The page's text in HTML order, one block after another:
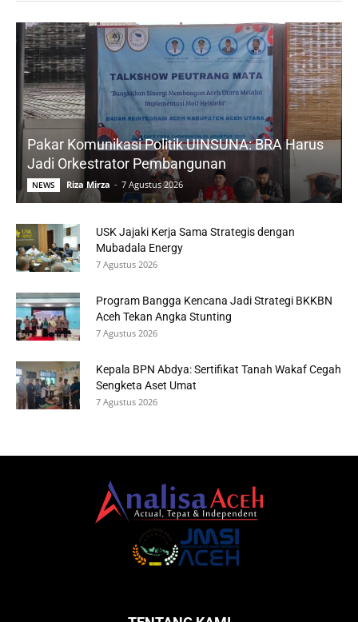
Pakar Komunikasi Politik UINSUNA: BRA Harus
Jadi Orkestrator Pembangunan
NEWS Riza Mirza - 7 Agustus 2026
USK Jajaki Kerja Sama Strategis dengan
Mubadala Energy
7 Agustus 2026
Program Bangga Kencana Jadi Strategi BKKBN
Aceh Tekan Angka Stunting
7 Agustus 2026
Kepala BPN Abdya: Sertifikat Tanah Wakaf Cegah
Sengketa Aset Umat
7 Agustus 2026